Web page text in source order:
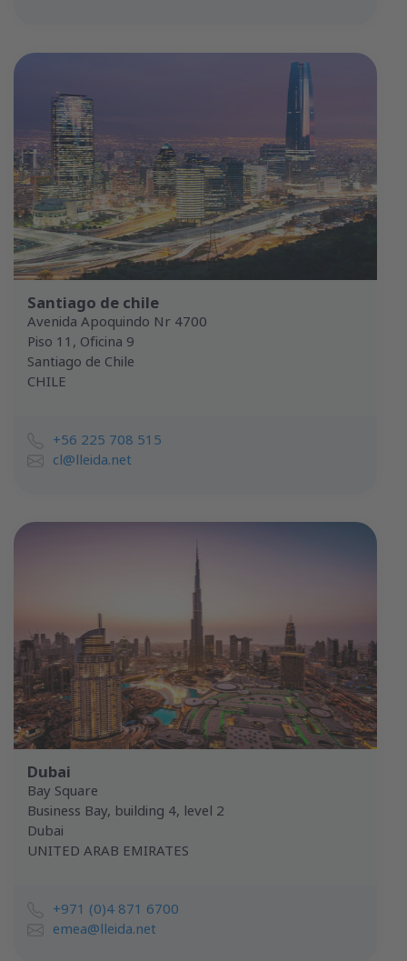
Santiago de chile
Avenida Apoquindo Nr 4700
Piso 11, Oficina 9
Santiago de Chile
CHILE
+56 225 708 515
cl@lleida.net
Dubai
Bay Square
Business Bay, building 4, level 2
Dubai
UNITED ARAB EMIRATES
+971 (0)4 871 6700
emea@lleida.net